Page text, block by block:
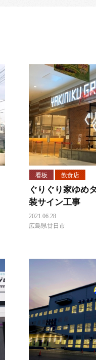
看板 飲食店
ぐりぐり家ゆめ
装サイン工事
2021.06.28
広島県廿日市